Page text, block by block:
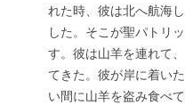
れた時、彼は北へ航海
した。そこが聖パトリ
す。彼は山羊を連れて
てきた。彼が岸に着い
い間に山羊を盗み食べて